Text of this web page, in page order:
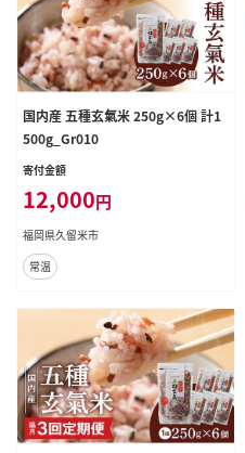
国内産 五種玄氣米 250g×6個 計1
500g_Gr010
寄付金額
12,000円
福岡県久留米市
常温